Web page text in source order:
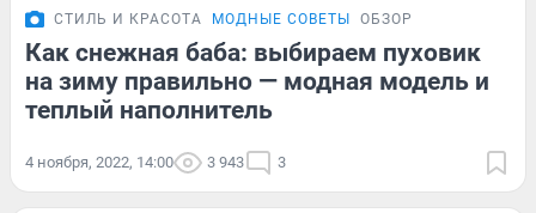
СТИЛЬ И КРАСОТА МОДНЫЕ СОВЕТЫ ОБЗОР
Как снежная баба: выбираем пуховик
на зиму правильно — модная модель и
теплый наполнитель
4 ноября, 2022, 14:00 3 943 3